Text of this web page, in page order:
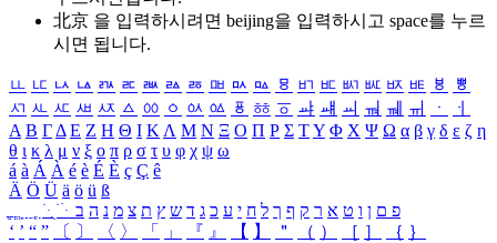
北京 을 입력하시려면 beijing을 입력하시고 space를 누르
시면 됩니다.
ㅥ ㅦ ㅧ ㅨ ㅩ ㅪ ㅫ ㅬ ㅭ ㅮ ㅯ ㅰ ㅱ ㅲ ㅳ ㅴ ㅵ ㅶ ㅷ ㅸ
ㅹ
ㅺ ㅻ ㅼ ㅽ ㅾ ㅿ ㆀ ㆁ ㆂ ㆃ ㆄ ㆅ ㆆ ㆇ ㆈ ㆉ ㆊ ㆋ ㆌ ㆍ
ㆎ
Α Β ΓΔ Ε Ζ Η Θ Ι ΚΛ Μ Ν Ξ Ο Π Ρ Σ ΤΥ Φ Χ Ψ Ω α β γ δ ε ζ η
θ ι κ λ μ ν ξ ο π ρ σ τ υ φ χ ψ ω
á à Á À é è É È ç Ç ê
Ä Ö Ü ä ö ü ß
ִֶֹ ֻּ ׁׂ פ ם ן ו ט א ר ק ף ך ל ח י ע כ ג ד ש ץ ת צ מ נ ה ב
‘ ’ “ ” 〔 〕 〈 〉 「 」 『 』 【 】 ＂ （ ） ［ ］ ｛ ｝